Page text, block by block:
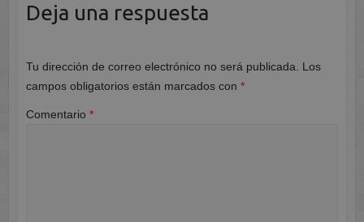
Deja una respuesta
Tu dirección de correo electrónico no será publicada.
Los
campos obligatorios están marcados con *
Comentario *